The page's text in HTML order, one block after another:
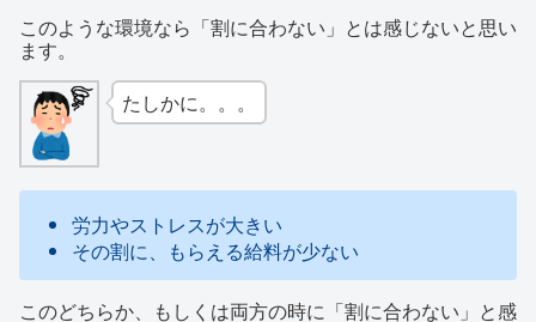
このような環境なら「割に合わない」とは感じないと思い
ます。
たしかに。。。
労力やストレスが大きい
その割に、もらえる給料が少ない
このどちらか、もしくは両方の時に「割に合わない」と感